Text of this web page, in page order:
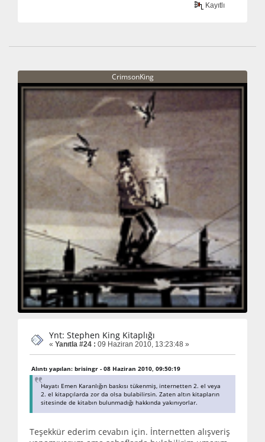
Kayıtlı
CrimsonKing
Ynt: Stephen King Kitaplığı
« Yanıtla #24 : 09 Haziran 2010, 13:23:48 »
Alıntı yapılan: brisingr - 08 Haziran 2010, 09:50:19
Hayatı Emen Karanlığın baskısı tükenmiş, internetten 2. el veya
2. el kitapçılarda zor da olsa bulabilirsin. Zaten altın kitapların
sitesinde de kitabın bulunmadığı hakkında yakınıyorlar.
Teşekkür ederim cevabın için. İnternetten alışveriş